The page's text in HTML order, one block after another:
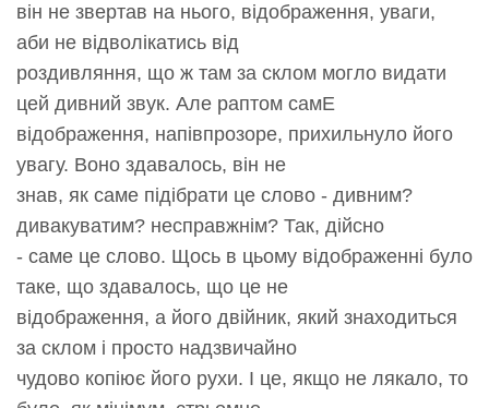
він не звертав на нього, відображення, уваги,
аби не відволікатись від
роздивляння, що ж там за склом могло видати
цей дивний звук. Але раптом самЕ
відображення, напівпрозоре, прихильнуло його
увагу. Воно здавалось, він не
знав, як саме підібрати це слово - дивним?
дивакуватим? несправжнім? Так, дійсно
- саме це слово. Щось в цьому відображенні було
таке, що здавалось, що це не
відображення, а його двійник, який знаходиться
за склом і просто надзвичайно
чудово копіює його рухи. І це, якщо не лякало, то